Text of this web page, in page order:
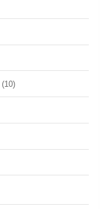
(10)